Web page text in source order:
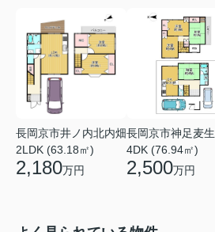
長岡京市井ノ内北内畑
2LDK (63.18㎡)
2,180万円
長岡京市神足麦生
4DK (76.94㎡)
2,500万円